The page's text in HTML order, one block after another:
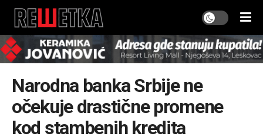
Narodna banka Srbije ne
očekuje drastične promene
kod stambenih kredita